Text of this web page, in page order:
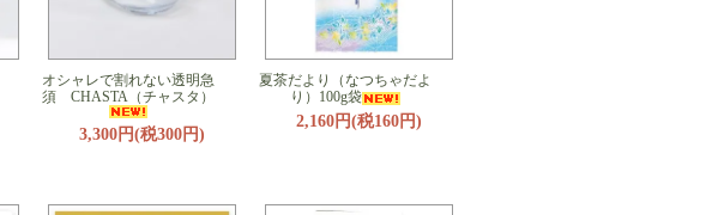
オシャレで割れない透明急
須 CHASTA（チャスタ）
3,300円(税300円)
夏茶だより（なつちゃだよ
り）100g袋
2,160円(税160円)